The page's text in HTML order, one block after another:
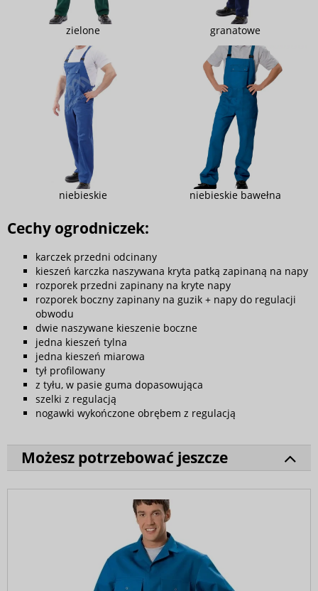
zielone granatowe
niebieskie niebieskie bawełna
Cechy ogrodniczek:
karczek przedni odcinany
kieszeń karczka naszywana kryta patką zapinaną na napy
rozporek przedni zapinany na kryte napy
rozporek boczny zapinany na guzik + napy do regulacji
obwodu
dwie naszywane kieszenie boczne
jedna kieszeń tylna
jedna kieszeń miarowa
tył profilowany
z tyłu, w pasie guma dopasowująca
szelki z regulacją
nogawki wykończone obrębem z regulacją
Możesz potrzebować jeszcze